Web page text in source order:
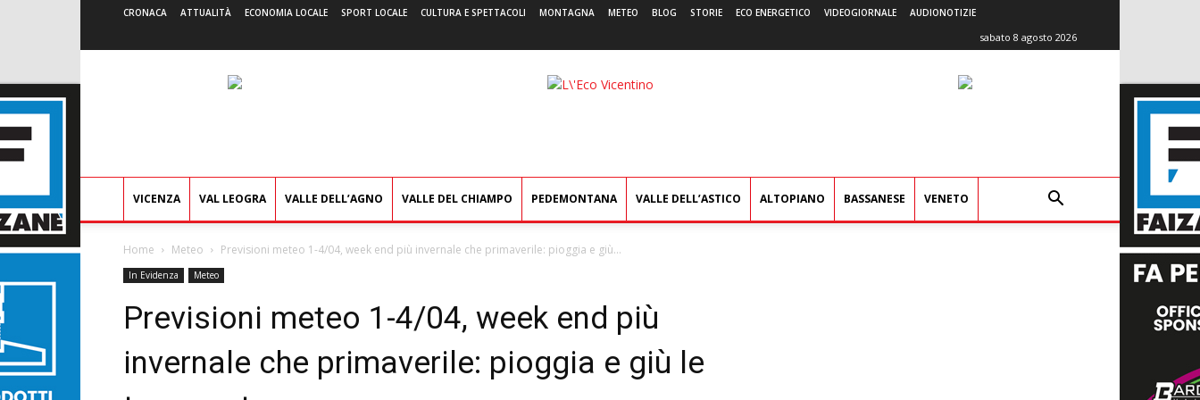
CRONACA ATTUALITÀ ECONOMIA LOCALE SPORT LOCALE CULTURA E SPETTACOLI MONTAGNA METEO BLOG STORIE ECO ENERGETICO VIDEOGIORNALE AUDIONOTIZIE
sabato 8 agosto 2026
L'Eco
VICENZA VAL LEOGRA VALLE DELL’AGNO VALLE DEL CHIAMPO PEDEMONTANA VALLE DELL’ASTICO ALTOPIANO BASSANESE VENETO
Home Meteo Previsioni meteo 1-4/04, week end più invernale che primaverile: pioggia e giù...
In Evidenza Meteo
Previsioni meteo 1-4/04, week end più
invernale che primaverile: pioggia e giù le